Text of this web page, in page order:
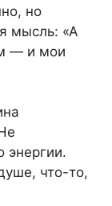
но
мысль: «А
— и мои
что-то,